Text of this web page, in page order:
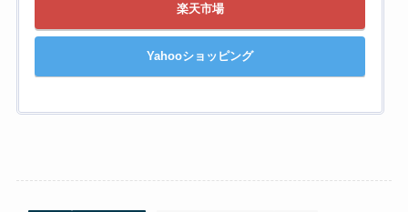
楽天市場
Yahooショッピング